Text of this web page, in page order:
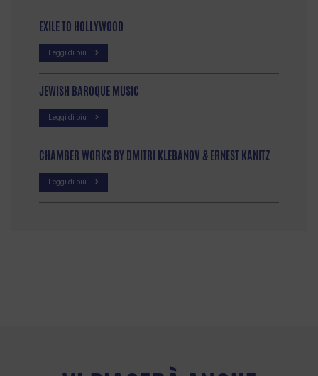
EXILE TO HOLLYWOOD
Leggi di più
JEWISH BAROQUE MUSIC
Leggi di più
CHAMBER WORKS BY DMITRI KLEBANOV & ERNEST KANITZ
Leggi di più